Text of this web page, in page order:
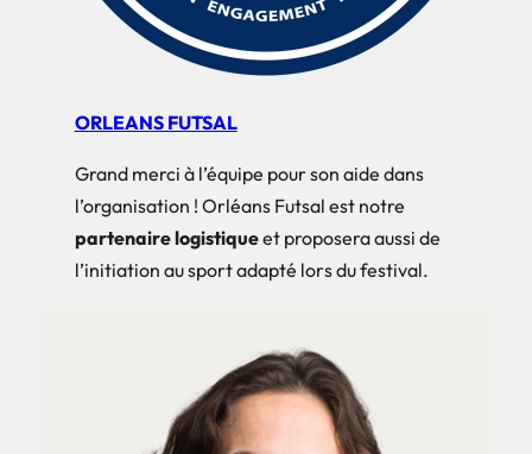
ORLEANS FUTSAL
Grand merci à l’équipe pour son aide dans
l’organisation ! Orléans Futsal est notre
partenaire logistiqueet proposera aussi de
l’initiation au sport adapté lors du festival.